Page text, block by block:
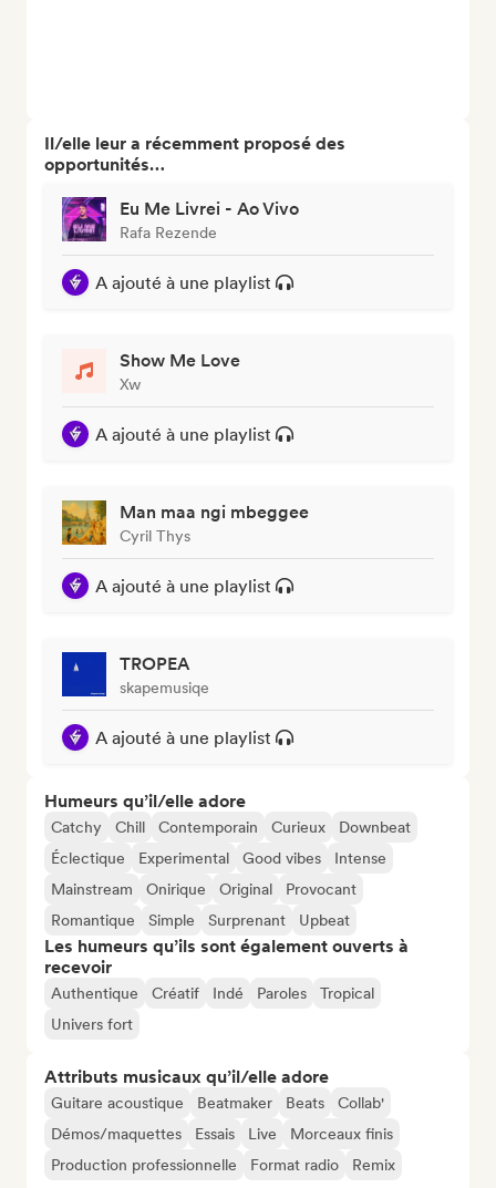
Il/elle leur a récemment proposé des
opportunités…
Eu Me Livrei - Ao Vivo
Rafa Rezende
A ajouté à une playlist
Show Me Love
Xw
A ajouté à une playlist
Man maa ngi mbeggee
Cyril Thys
A ajouté à une playlist
TROPEA
skapemusiqe
A ajouté à une playlist
Humeurs qu’il/elle adore
Catchy Chill Contemporain Curieux
Downbeat
Éclectique
Experimental Good vibes
Intense
Mainstream
Onirique Original
Provocant
Romantique
Simple Surprenant Upbeat
Les humeurs qu’ils sont également ouverts à
recevoir
Authentique Créatif Indé Paroles
Tropical
Univers fort
Attributs musicaux qu’il/elle adore
Guitare acoustique Beatmaker Beats
Collab'
Démos/maquettes
Essais Live
Morceaux finis
Production professionnelle
Format radio Remix